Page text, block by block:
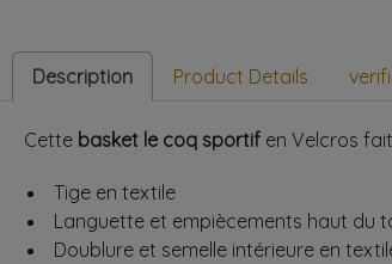
Description Product Details
Cette basket le coq sportif en Velcros
Tige en textile
Languette et empiècements haut du
Doublure et semelle intérieure en